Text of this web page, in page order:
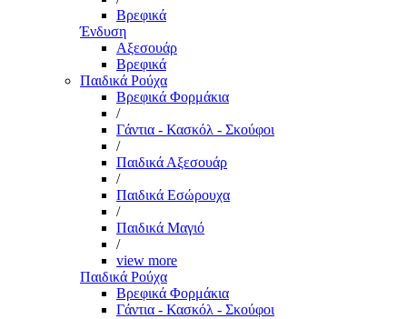
Βρεφικά
Ένδυση
Αξεσουάρ
Βρεφικά
Παιδικά Ρούχα
Βρεφικά Φορμάκια
/
Γάντια - Κασκόλ - Σκούφοι
/
Παιδικά Αξεσουάρ
/
Παιδικά Εσώρουχα
/
Παιδικά Μαγιό
/
view more
Παιδικά Ρούχα
Βρεφικά Φορμάκια
Γάντια - Κασκόλ - Σκούφοι